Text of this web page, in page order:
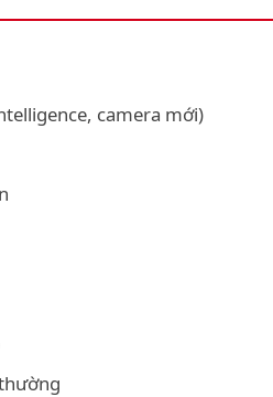
camera mới)